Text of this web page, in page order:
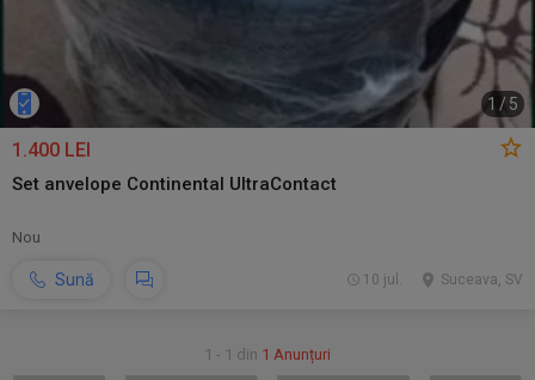
1 /5
1.400 LEI
Set anvelope Continental UltraContact
Nou
Sună Suceava, SV
10 jul.
1 - 1 din 1 Anunțuri